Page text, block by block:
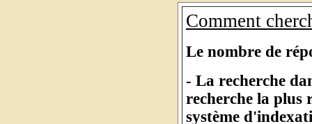
Comment
Le nombre de
- La recherche
recherche la plus
système